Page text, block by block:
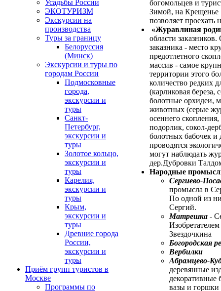
Усадьбы России
ЭКОТУРИЗМ
Экскурсии на
производства
Туры за границу
Белоруссия
(Минск)
Экскурсии и туры по
городам России
Подмосковные
города,
экскурсии и
туры
Санкт-
Петербург,
экскурсии и
туры
Золотое кольцо,
экскурсии и
туры
Карелия,
экскурсии и
туры
Крым,
экскурсии и
туры
Древние города
России,
экскурсии и
туры
Приём групп туристов в
Москве
Программы по
богомольцев и
Зимой, на Крещенье
позволяет
«Журавлиная
области
заказника - место
предотлетного
массив - самое
территории этого
количество редких
(карликовая береза,
болотные орхидеи,
животных (серые
осеннего
подорлик, сокол-
болотных бабочек и
проводятся
могут наблюдать
дер.Дубровки
Народные
Сергиево-
промысла в
По одной из
Сергий.
Матрешка -
Звездочкина
Богородская
Вербилки
Абрамцево-
деревянные
декоративные
вазы и горшки